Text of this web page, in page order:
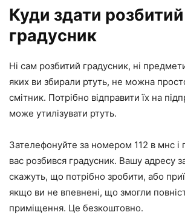
Куди здати розбитий
градусник
Ні сам розбитий градусник, ні
яких ви збирали ртуть, не можна
смітник. Потрібно відправити їх на
може утилізувати ртуть.
Зателефонуйте за номером 112 в мнс і
вас розбився градусник. Вашу адресу
скажуть, що потрібно зробити, або
якщо ви не впевнені, що змогли
приміщення. Це безкоштовно.